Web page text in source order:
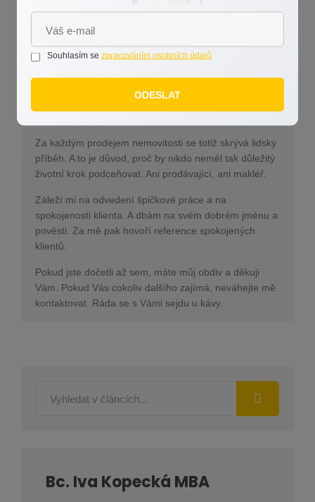
Proč vznikly tyto stránky?
nikdy to není totéž. Je všeobecně známo, že rozdíl
pomohou v rozhodování a že si pro prodej nemovitosti
Za každým prodejem nemovitosti se totiž skrývá lidský
příběh. A to je důvod, proč by nikdo neměl tak důležitý
životní krok podceňovat. Ani prodávající, ani makléř.
Záleží mi na odvedení špičkové práce a na
spokojenosti klienta. A dbám na svém dobrém jménu a
pověsti. Za mě pak hovoří reference spokojených
klientů.
Pokud jste dočetli až sem, máte můj obdiv a děkuji
Vám. Pokud Vás cokoliv dalšího zajímá, neváhejte mě
kontaktovat. Ráda se s Vámi sejdu u kávy.
Bc. Iva Kopecká MBA
Souhlasím se zpracováním osobních údajů
ODESLAT